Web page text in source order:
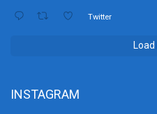
Twitter
Load
INSTAGRAM